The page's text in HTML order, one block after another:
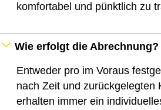
komfortabel und pünktlich zu
Wie erfolgt die Abrechnung?
Entweder pro im Voraus
nach Zeit und zurückgelegten
erhalten immer ein